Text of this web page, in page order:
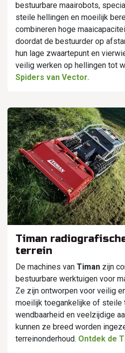
bestuurbare maairobots,
steile hellingen en moeilijk
combineren hoge
doordat de bestuurder op
hun lage zwaartepunt en
veilig werken op hellingen tot
Spiders van Vector.
Timan
terrein
De machines van Timan zijn
bestuurbare werktuigen voor
Ze zijn ontworpen voor veilig
moeilijk toegankelijke of steile
wendbaarheid en veelzijdige
kunnen ze breed worden
terreinonderhoud. Ontdek de